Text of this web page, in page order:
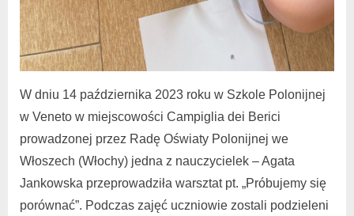
W dniu 14 października 2023 roku w Szkole Polonijnej
w Veneto w miejscowości Campiglia dei Berici
prowadzonej przez Radę Oświaty Polonijnej we
Włoszech (Włochy) jedna z nauczycielek – Agata
Jankowska przeprowadziła warsztat pt. „Próbujemy się
porównać”. Podczas zajęć uczniowie zostali podzieleni